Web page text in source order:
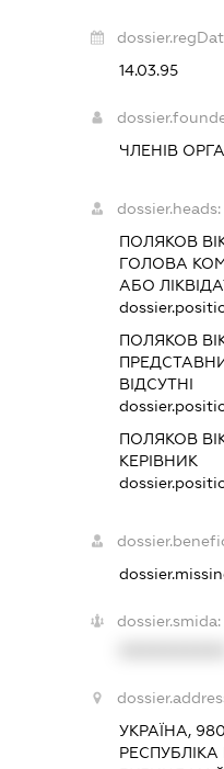
14.03.95
ЧЛЕНІВ
dossier.heads:
ПОЛЯКОВ
ГОЛОВА
АБО
ПОЛЯКОВ
ВІДСУТНІ
ПОЛЯКОВ
КЕРІВНИК
dossier.smida:
УКРАЇНА,